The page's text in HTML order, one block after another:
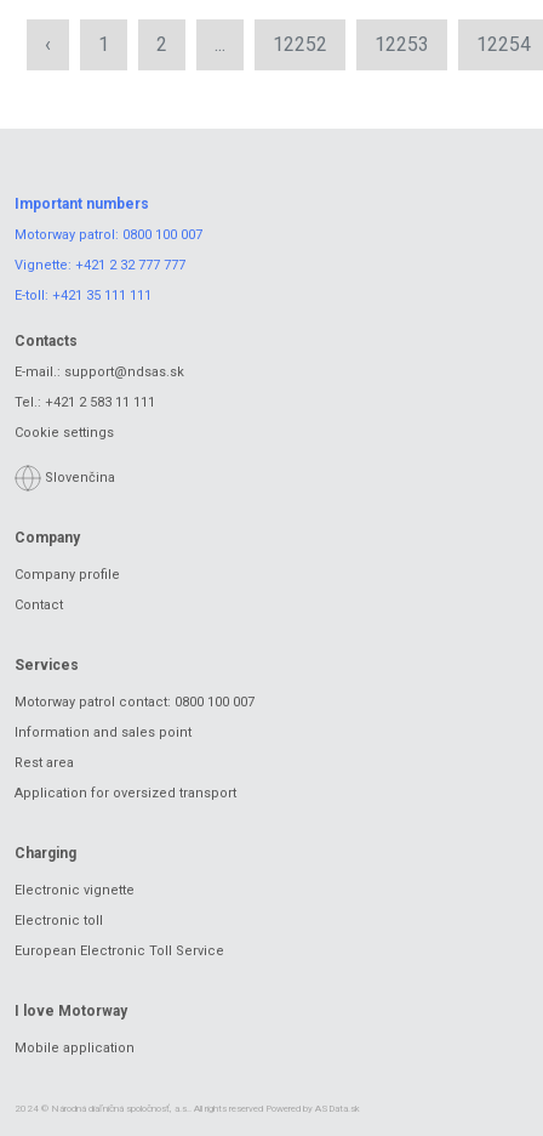
‹ 1 2 ... 12252 12253 12254
Important numbers
Motorway patrol: 0800 100 007
Vignette: +421 2 32 777 777
E-toll: +421 35 111 111
Contacts
E-mail.: support@ndsas.sk
Tel.: +421 2 583 11 111
Cookie settings
Slovenčina
Company
Company profile
Contact
Services
Motorway patrol contact: 0800 100 007
Information and sales point
Rest area
Application for oversized transport
Charging
Electronic vignette
Electronic toll
European Electronic Toll Service
I love Motorway
Mobile application
2024 © Národná diaľničná spoločnosť, a.s.. All rights reserved Powered by ASData.sk